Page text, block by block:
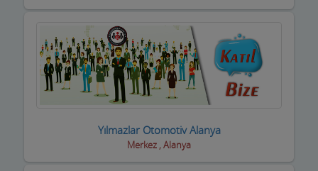
Otomotiv Bayileri
Oyuncak Mağazaları
Özel Eğitim Kurumları
Özel Sağlık Kuruluşları
Pastaneler, Dondurmacılar, Tatlıcılar
Pazar Yerleri
Yılmazlar Otomotiv Alanya
Merkez , Alanya